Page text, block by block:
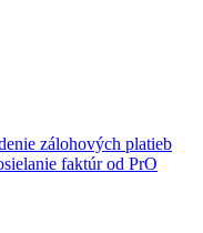
zálohových platieb
faktúr od PrO